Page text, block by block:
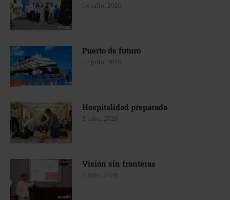
14 julio, 2026
Puerto de futuro
14 julio, 2026
Hospitalidad preparada
3 julio, 2026
Visión sin fronteras
3 julio, 2026